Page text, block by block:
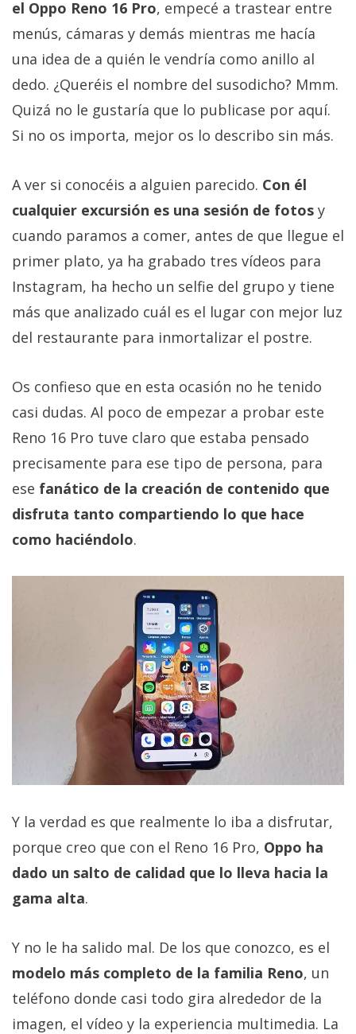
el Oppo Reno 16 Pro, empecé a trastear entre
menús, cámaras y demás mientras me hacía
una idea de a quién le vendría como anillo al
dedo. ¿Queréis el nombre del susodicho? Mmm.
Quizá no le gustaría que lo publicase por aquí.
Si no os importa, mejor os lo describo sin más.
A ver si conocéis a alguien parecido. Con él
cualquier excursión es una sesión de fotos y
cuando paramos a comer, antes de que llegue el
primer plato, ya ha grabado tres vídeos para
Instagram, ha hecho un selfie del grupo y tiene
más que analizado cuál es el lugar con mejor luz
del restaurante para inmortalizar el postre.
Os confieso que en esta ocasión no he tenido
casi dudas. Al poco de empezar a probar este
Reno 16 Pro tuve claro que estaba pensado
precisamente para ese tipo de persona, para
ese fanático de la creación de contenido que
disfruta tanto compartiendo lo que hace
como haciéndolo.
Y la verdad es que realmente lo iba a disfrutar,
porque creo que con el Reno 16 Pro, Oppo ha
dado un salto de calidad que lo lleva hacia la
gama alta.
Y no le ha salido mal. De los que conozco, es el
modelo más completo de la familia Reno, un
teléfono donde casi todo gira alrededor de la
imagen, el vídeo y la experiencia multimedia. La